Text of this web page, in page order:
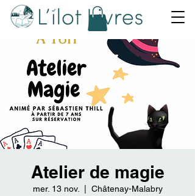
Atelier de magie
mer. 13 nov. Châtenay-Malabry